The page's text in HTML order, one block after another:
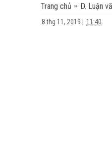
Trang chủ D. Luận
8 thg 11, 2019 11:40